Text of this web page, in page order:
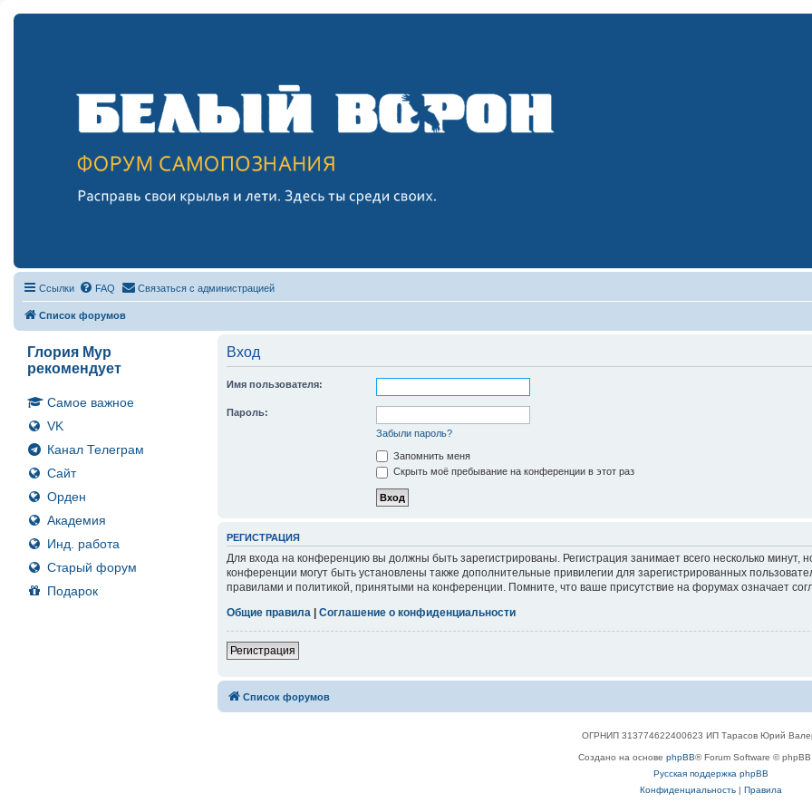
Ссылки FAQ Связаться с администрацией
Список форумов
Глория Мур
рекомендует
Самое важное
VK
Канал Телеграм
Сайт
Орден
Академия
Инд. работа
Старый форум
Подарок
Вход
Имя пользователя:
Пароль:
Забыли пароль?
Запомнить меня
Скрыть моё пребывание на конференции в этот раз
РЕГИСТРАЦИЯ
Для входа на конференцию вы должны быть зарегистрированы. Регистрация занимает всего несколько
конференции могут быть установлены также дополнительные привилегии для зарегистрированных
правилами и политикой, принятыми на конференции. Помните, что ваше присутствие на форумах означает
Общие правила |Соглашение о конфиденциальности
Регистрация
Список форумов
ОГРНИП 313774622400623 ИП Тарасов Юрий
Создано на основеphpBB® Forum Software © phpBB
Русская поддержка phpBB
Конфиденциальность |Правила